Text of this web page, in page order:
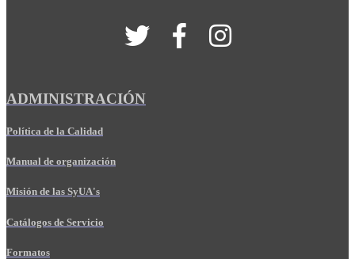
ADMINISTRACIÓN
Política de la Calidad
Manual de organización
Misión de las SyUA's
Catálogos de Servicio
Formatos